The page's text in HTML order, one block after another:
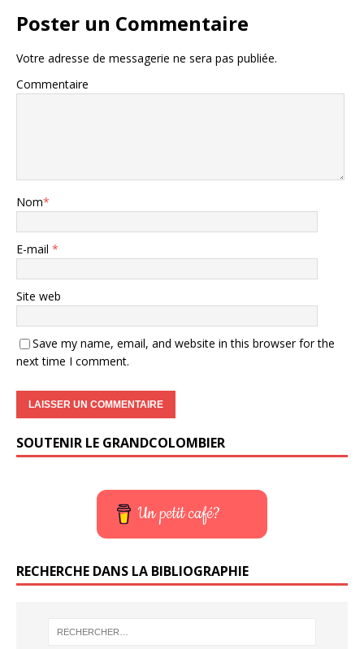
Poster un Commentaire
Votre adresse de messagerie ne sera pas publiée.
Commentaire
Nom*
E-mail *
Site web
Save my name, email, and website in this browser for the
next time I comment.
SOUTENIR LE GRANDCOLOMBIER
Un petit café?
RECHERCHE DANS LA BIBLIOGRAPHIE